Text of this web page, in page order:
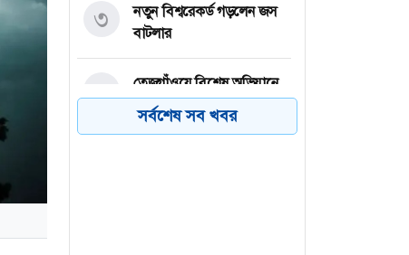
নতুন বিশ্বরেকর্ড গড়লেন জস
বাটলার
৩
তেজগাঁওয়ে বিশেষ অভিযানে
গ্রেফতার ৫৬
৪
সর্বশেষ সব খবর